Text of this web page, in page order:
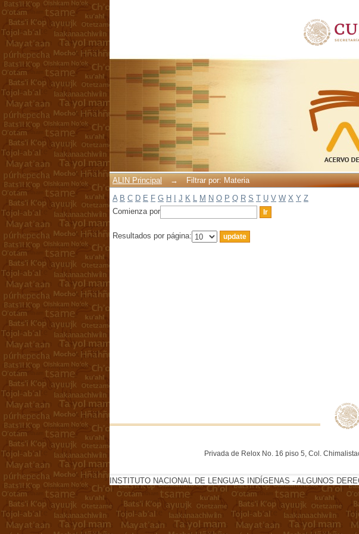
ALIN Principal →
Filtrar por: Materia
A B C D E F G H J K L M N O P Q R S T U V W X Y Z
Comienza por
Resultados por página:
Privada de Relox No. 16 piso 5, Col.
INSTITUTO NACIONAL DE LENGUAS INDÍGENAS - ALGUNOS